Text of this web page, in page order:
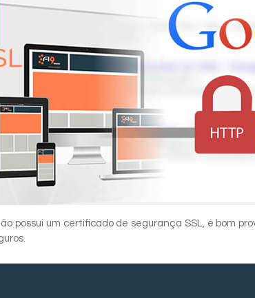
possui um certificado de segurança SSL, é bom